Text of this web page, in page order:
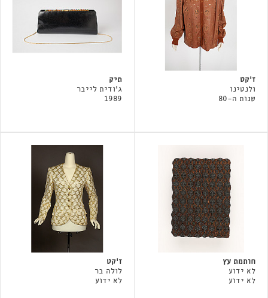
ז'קט
ולנטינו
שנות ה-80
תיק
ג'ודית לייבר
1989
חותמת עץ
לא ידוע
לא ידוע
ז׳קט
לולה בר
לא ידוע